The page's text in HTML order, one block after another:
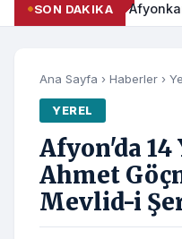
SON DAKIKA
Ana Sayfa › Haberler ›
YEREL
Afyon'da 14
Ahmet
Mevlid-i